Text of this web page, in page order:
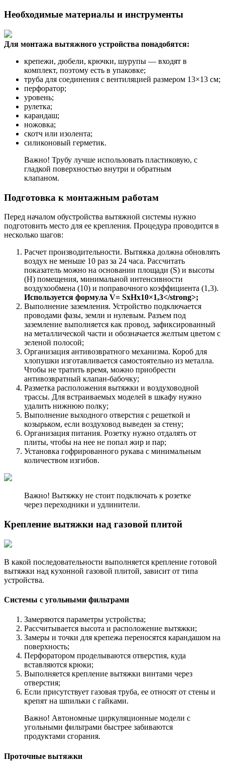
Необходимые материалы и инструменты
Для монтажа вытяжного устройства понадобятся:
крепежи, дюбели, крючки, шурупы — входят в
комплект, поэтому есть в упаковке;
труба для соединения с вентиляцией размером 13×13 см;
перфоратор;
уровень;
рулетка;
карандаш;
ножовка;
скотч или изолента;
силиконовый герметик.
Важно! Трубу лучше использовать пластиковую, с
гладкой поверхностью внутри и обратным
клапаном.
Подготовка к монтажным работам
Перед началом обустройства вытяжной системы нужно
подготовить место для ее крепления. Процедура проводится в
несколько шагов:
Расчет производительности. Вытяжка должна обновлять
воздух не меньше 10 раз за 24 часа. Рассчитать
показатель можно на основании площади (S) и высоты
(Н) помещения, минимальной интенсивности
воздухообмена (10) и поправочного коэффициента (1,3).
Используется формула V= SxHx10×1,3</strong>;
Выполнение заземления. Устройство подключается
проводами фазы, земли и нулевым. Разъем под
заземление выполняется как провод, зафиксированный
на металлической части и обозначается желтым цветом с
зеленой полосой;
Организация антивозвратного механизма. Короб для
хлопушки изготавливается самостоятельно из металла.
Чтобы не тратить время, можно приобрести
антивозвратный клапан-бабочку;
Разметка расположения вытяжки и воздуховодной
трассы. Для встраиваемых моделей в шкафу нужно
удалить нижнюю полку;
Выполнение выходного отверстия с решеткой и
козырьком, если воздуховод выведен за стену;
Организация питания. Розетку нужно отдалять от
плиты, чтобы на нее не попал жир и пар;
Установка гофрированного рукава с минимальным
количеством изгибов.
Важно! Вытяжку не стоит подключать к розетке
через переходники и удлинители.
Крепление вытяжки над газовой плитой
В какой последовательности выполняется крепление готовой
вытяжки над кухонной газовой плитой, зависит от типа
устройства.
Системы с угольными фильтрами
Замеряются параметры устройства;
Рассчитывается высота и расположение вытяжки;
Замеры и точки для крепежа переносятся карандашом на
поверхность;
Перфоратором проделываются отверстия, куда
вставляются крюки;
Выполняется крепление вытяжки винтами через
отверстия;
Если присутствует газовая труба, ее относят от стены и
крепят на шпильки с гайками.
Важно! Автономные циркуляционные модели с
угольными фильтрами быстрее забиваются
продуктами сгорания.
Проточные вытяжки